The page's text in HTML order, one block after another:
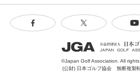
©Japan Golf Association. All rights
(公財) 日本ゴルフ協会 無断複製